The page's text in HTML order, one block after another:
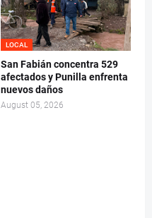
LOCAL
San Fabián concentra 529
afectados y Punilla enfrenta
nuevos daños
August 05, 2026